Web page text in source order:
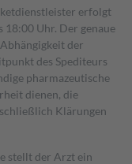
erfolgt
18:00 Uhr. Der genaue
der
des Spediteurs
pharmazeutische
dienen, die
Klärungen
stellt der Arzt ein